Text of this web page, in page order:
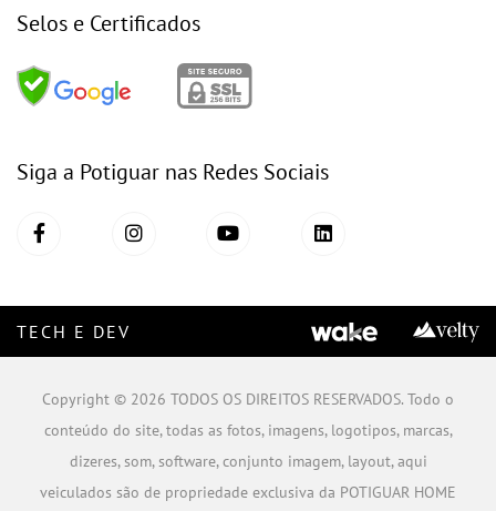
Selos e Certificados
Siga a Potiguar nas Redes Sociais
TECH E DEV
Copyright © 2026 TODOS OS DIREITOS RESERVADOS. Todo o
conteúdo do site, todas as fotos, imagens, logotipos, marcas,
dizeres, som, software, conjunto imagem, layout, aqui
veiculados são de propriedade exclusiva da POTIGUAR HOME